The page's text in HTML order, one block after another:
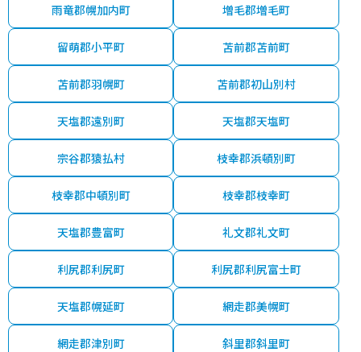
雨竜郡幌加内町 増毛郡増毛町
留萌郡小平町 苫前郡苫前町
苫前郡羽幌町 苫前郡初山別村
天塩郡遠別町 天塩郡天塩町
宗谷郡猿払村 枝幸郡浜頓別町
枝幸郡中頓別町 枝幸郡枝幸町
天塩郡豊富町 礼文郡礼文町
利尻郡利尻町 利尻郡利尻富士町
天塩郡幌延町 網走郡美幌町
網走郡津別町 斜里郡斜里町